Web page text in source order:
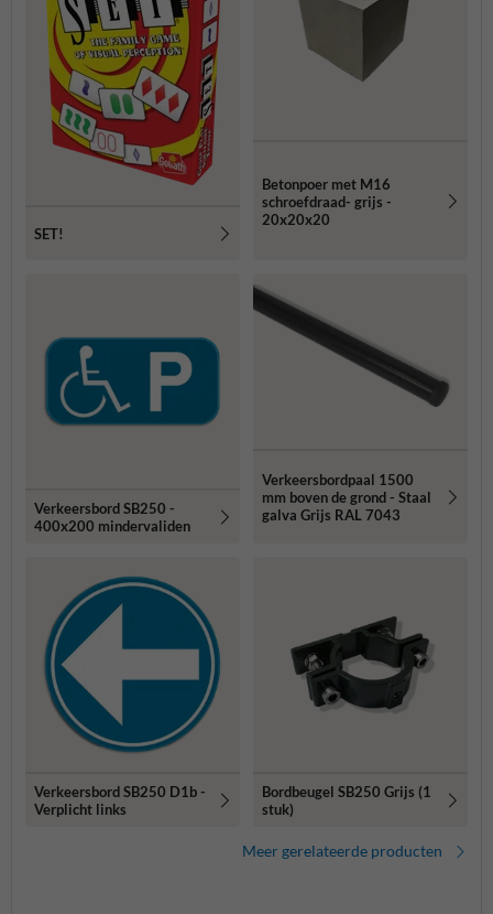
SET!
Betonpoer met M16
schroefdraad- grijs -
20x20x20
Verkeersbord SB250 -
400x200 mindervaliden
Verkeersbordpaal 1500
mm boven de grond - Staal
galva Grijs RAL 7043
Verkeersbord SB250 D1b -
Verplicht links
Bordbeugel SB250 Grijs (1
stuk)
Meer gerelateerde producten